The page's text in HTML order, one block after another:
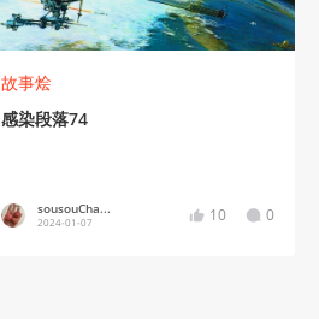
故事烩
感染段落74
sousouCha...
2024-01-07 10 0